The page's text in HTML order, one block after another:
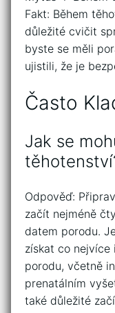
Fakt: Během
důležité cvičit
byste se měli
ujistili, že je
Často
Jak se
Odpověď:
začít nejméně
datem porodu.
získat co
porodu, včetně
prenatálním
také důležité